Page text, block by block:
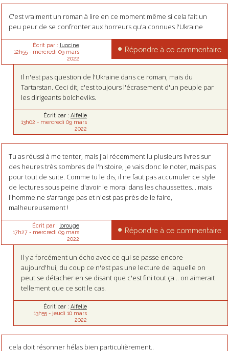
C'est vraiment un roman à lire en ce moment même si cela fait un
peu peur de se confronter aux horreurs qu'a connues l'Ukraine
Écrit par : luocine
12h55- mercredi 09 mars
2022
Répondre à ce commentaire
Il n'est pas question de l'Ukraine dans ce roman, mais du
Tartarstan. Ceci dit, c'est toujours l'écrasement d'un peuple par
les dirigeants bolcheviks.
Écrit par : Aifelle
13h02 - mercredi 09 mars
2022
Tu as réussi à me tenter, mais j'ai récemment lu plusieurs livres sur
des heures très sombres de l'histoire, je vais donc le noter, mais pas
pour tout de suite. Comme tu le dis, il ne faut pas accumuler ce style
de lectures sous peine d'avoir le moral dans les chaussettes... mais
l'homme ne s'arrange pas et n'est pas près de le faire,
malheureusement !
Écrit par : lorouge
17h27- mercredi 09 mars
2022
Répondre à ce commentaire
Il y a forcément un écho avec ce qui se passe encore
aujourd'hui, du coup ce n'est pas une lecture de laquelle on
peut se détacher en se disant que c'est fini tout ça .. on aimerait
tellement que ce soit le cas.
Écrit par : Aifelle
13h55- jeudi 10 mars
2022
cela doit résonner hélas bien particulièrement..